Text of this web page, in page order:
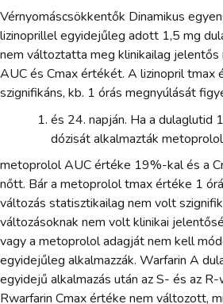
Vérnyomáscsökkentők Dinamikus
lizinoprillel egyidejűleg adott 1,5 mg
nem változtatta meg klinikailag jelentős
AUC és Cmax értékét. A lizinopril tmax
szignifikáns, kb. 1 órás megnyúlását
és 24. napján. Ha a dulaglutid
dózisát alkalmazták
metoprolol AUC értéke 19%-kal és a
nőtt. Bár a metoprolol tmax értéke 1
változás statisztikailag nem volt
változásoknak nem volt klinikai
vagy a metoprolol adagját nem kell
egyidejűleg alkalmazzák. Warfarin A
egyidejű alkalmazás után az S- és az
Rwarfarin Cmax értéke nem változott,